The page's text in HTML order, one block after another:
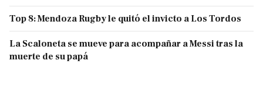
Top 8: Mendoza Rugby le quitó el invicto a Los Tordos
La Scaloneta se mueve para acompañar a Messi tras la
muerte de su papá